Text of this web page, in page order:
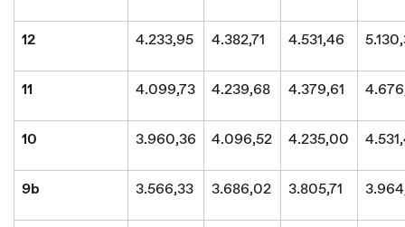
12 4.233,95 4.382,71 4.531,46
11 4.099,73 4.239,68 4.379,61
10 3.960,36 4.096,52 4.235,00
9b 3.566,33 3.686,02 3.805,71